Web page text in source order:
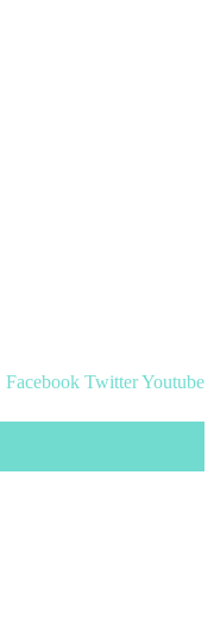
Facebook TwitterYoutube